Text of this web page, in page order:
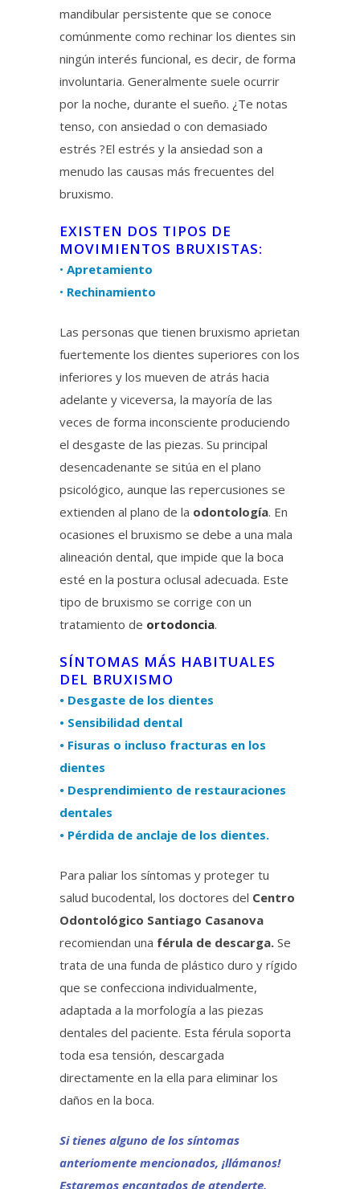
mandibular persistente que se conoce
comúnmente como rechinar los dientes sin
ningún interés funcional, es decir, de forma
involuntaria. Generalmente suele ocurrir
por la noche, durante el sueño. ¿Te notas
tenso, con ansiedad o con demasiado
estrés ?El estrés y la ansiedad son a
menudo las causas más frecuentes del
bruxismo.
EXISTEN DOS TIPOS DE
MOVIMIENTOS BRUXISTAS:
• Apretamiento
• Rechinamiento
Las personas que tienen bruxismo aprietan
fuertemente los dientes superiores con los
inferiores y los mueven de atrás hacia
adelante y viceversa, la mayoría de las
veces de forma inconsciente produciendo
el desgaste de las piezas. Su principal
desencadenante se sitúa en el plano
psicológico, aunque las repercusiones se
extienden al plano de la odontología. En
ocasiones el bruxismo se debe a una mala
alineación dental, que impide que la boca
esté en la postura oclusal adecuada. Este
tipo de bruxismo se corrige con un
tratamiento de ortodoncia.
SÍNTOMAS MÁS HABITUALES
DEL BRUXISMO
• Desgaste de los dientes
• Sensibilidad dental
• Fisuras o incluso fracturas en los
dientes
• Desprendimiento de restauraciones
dentales
• Pérdida de anclaje de los dientes.
Para paliar los síntomas y proteger tu
salud bucodental, los doctores del Centro
Odontológico Santiago Casanova
recomiendan una férula de descarga. Se
trata de una funda de plástico duro y rígido
que se confecciona individualmente,
adaptada a la morfología a las piezas
dentales del paciente. Esta férula soporta
toda esa tensión, descargada
directamente en la ella para eliminar los
daños en la boca.
Si tienes alguno de los síntomas
anteriomente mencionados, ¡llámanos!
Estaremos encantados de atenderte.